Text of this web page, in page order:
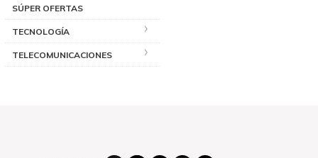
SÚPER OFERTAS
TECNOLOGÍA
TELECOMUNICACIONES